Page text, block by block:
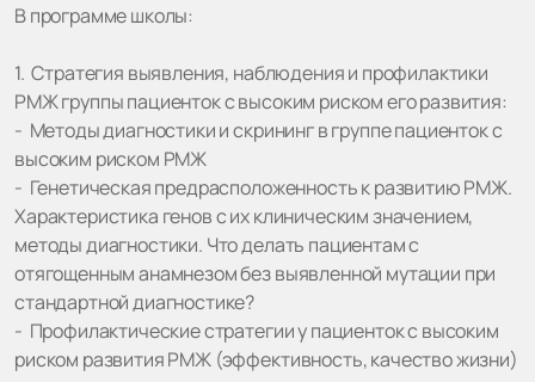
В программе школы:
1. Стратегия выявления, наблюдения и профилактики
РМЖ группы пациенток с высоким риском его развития:
- Методы диагностики и скрининг в группе пациенток с
высоким риском РМЖ
- Генетическая предрасположенность к развитию РМЖ.
Характеристика генов с их клиническим значением,
методы диагностики. Что делать пациентам с
отягощенным анамнезом без выявленной мутации при
стандартной диагностике?
- Профилактические стратегии у пациенток с высоким
риском развития РМЖ (эффективность, качество жизни)